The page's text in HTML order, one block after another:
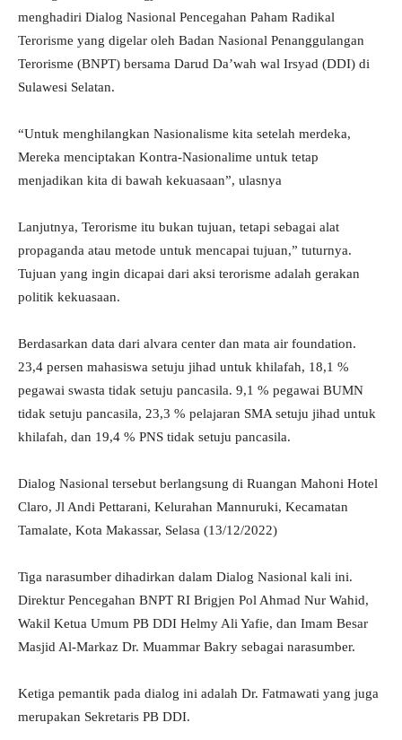
menghadiri Dialog Nasional Pencegahan Paham Radikal
Terorisme yang digelar oleh Badan Nasional Penanggulangan
Terorisme (BNPT) bersama Darud Da’wah wal Irsyad (DDI) di
Sulawesi Selatan.
“Untuk menghilangkan Nasionalisme kita setelah merdeka,
Mereka menciptakan Kontra-Nasionalime untuk tetap
menjadikan kita di bawah kekuasaan”, ulasnya
Lanjutnya, Terorisme itu bukan tujuan, tetapi sebagai alat
propaganda atau metode untuk mencapai tujuan,” tuturnya.
Tujuan yang ingin dicapai dari aksi terorisme adalah gerakan
politik kekuasaan.
Berdasarkan data dari alvara center dan mata air foundation.
23,4 persen mahasiswa setuju jihad untuk khilafah, 18,1 %
pegawai swasta tidak setuju pancasila. 9,1 % pegawai BUMN
tidak setuju pancasila, 23,3 % pelajaran SMA setuju jihad untuk
khilafah, dan 19,4 % PNS tidak setuju pancasila.
Dialog Nasional tersebut berlangsung di Ruangan Mahoni Hotel
Claro, Jl Andi Pettarani, Kelurahan Mannuruki, Kecamatan
Tamalate, Kota Makassar, Selasa (13/12/2022)
Tiga narasumber dihadirkan dalam Dialog Nasional kali ini.
Direktur Pencegahan BNPT RI Brigjen Pol Ahmad Nur Wahid,
Wakil Ketua Umum PB DDI Helmy Ali Yafie, dan Imam Besar
Masjid Al-Markaz Dr. Muammar Bakry sebagai narasumber.
Ketiga pemantik pada dialog ini adalah Dr. Fatmawati yang juga
merupakan Sekretaris PB DDI.